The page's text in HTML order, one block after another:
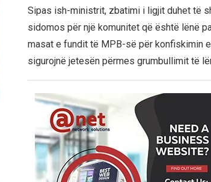
​Sipas ish-ministrit, zbatimi i ligjit duhet të
sidomos për një komunitet që është lënë
masat e fundit të MPB-së për konfiskimin
sigurojnë jetesën përmes grumbullimit të